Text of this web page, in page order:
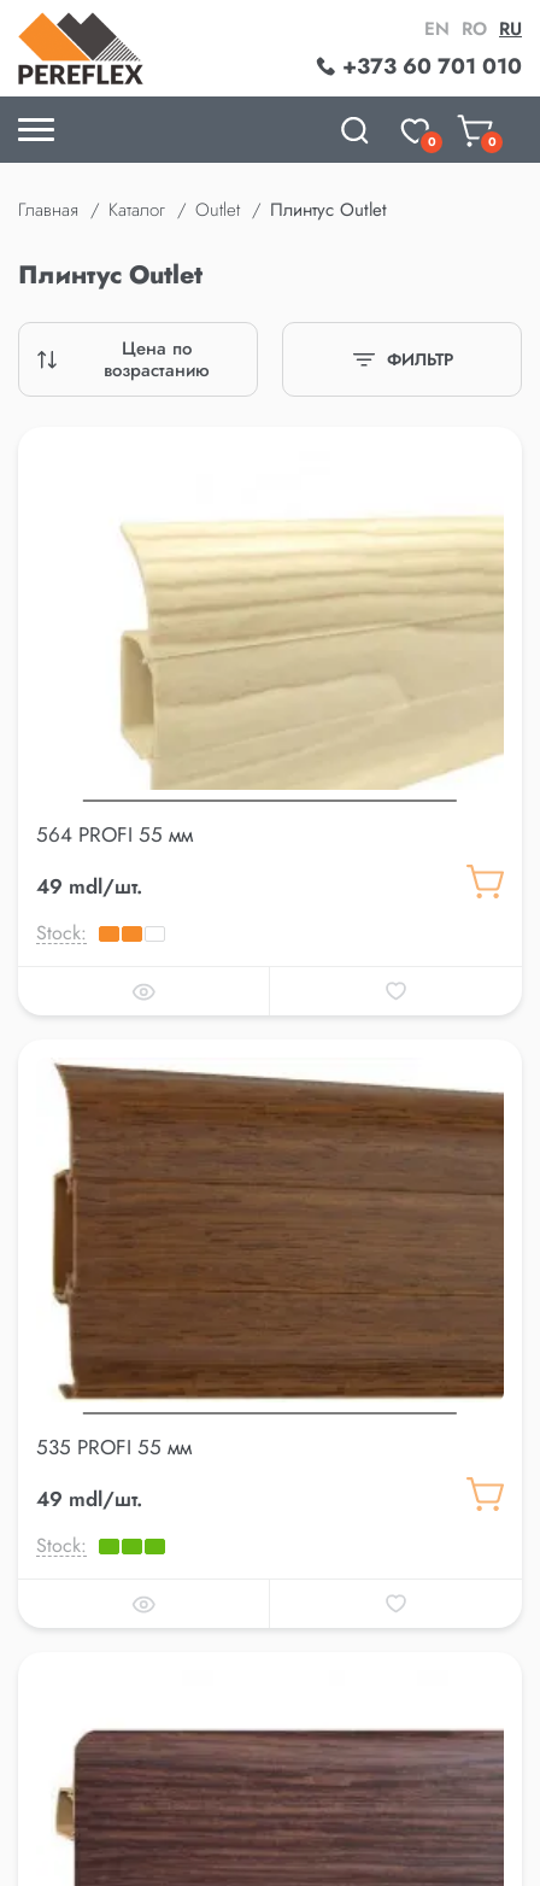
+373 60 701 010
EN RO RU
0 0
Главная Каталог Outlet Плинтус Outlet
Плинтус Outlet
Цена по
возрастанию
ФИЛЬТР
564 PROFI 55 мм
49 mdl/шт.
Stock:
535 PROFI 55 мм
49 mdl/шт.
Stock: